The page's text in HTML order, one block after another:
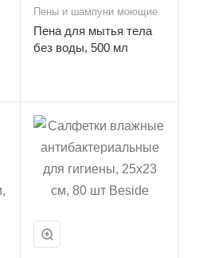
Пены и шампуни моющие
Пена для мытья тела
без воды, 500 мл